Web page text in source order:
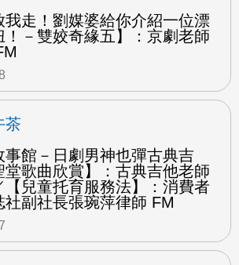
我走！劉媒婆給你介紹一位漂
！－雙姣奇緣五】：京劇老師
茶
事館－日劇男神也彈古典吉
堂歌曲欣賞】：古典吉他老師
【兒童托育服務法】：消費者
社副社長張琬萍律師 FM